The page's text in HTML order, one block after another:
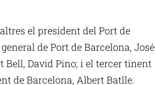
el president del Port de
de Port de Barcelona, José
Bell, David Pino; i el tercer tinent
de Barcelona, Albert Batlle.